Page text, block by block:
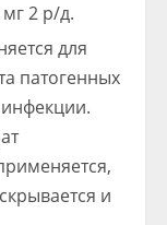
2 р/д.
для
патогенных
и